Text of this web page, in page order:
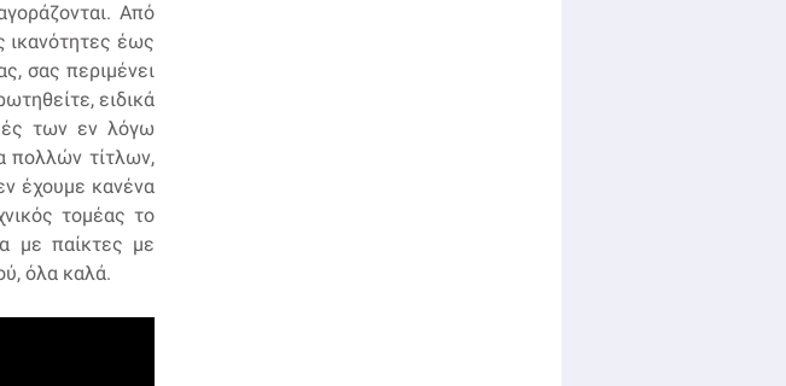
Από
ικανότητες έως
σας περιμένει
ειδικά
των εν λόγω
πολλών τίτλων,
έχουμε κανένα
τομέας το
με παίκτες με
όλα καλά.